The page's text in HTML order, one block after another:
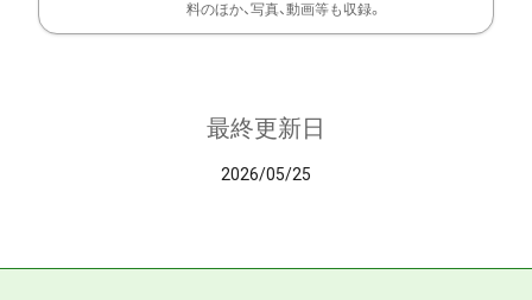
料のほか、写真、動画等も収録。
最終更新日
2026/05/25